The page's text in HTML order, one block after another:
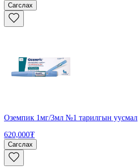
Сагслах
Оземпик 1мг/3мл №1 тарилгын уусмал
620,000₮
Сагслах